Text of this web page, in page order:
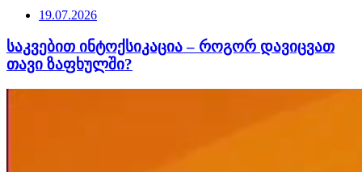
19.07.2026
საკვებით ინტოქსიკაცია – როგორ დავიცვათ
თავი ზაფხულში?